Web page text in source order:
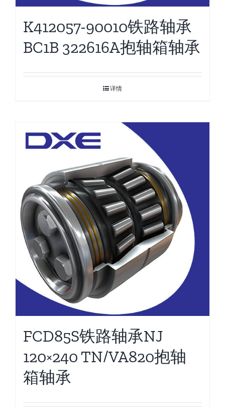
K412057-90010铁路轴承
BC1B 322616A抱轴箱轴承
详情
FCD85S铁路轴承NJ
120×240 TN/VA820抱轴
箱轴承